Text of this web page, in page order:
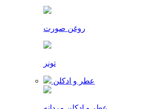
روغن صورت
تونر
عطر و ادکلن